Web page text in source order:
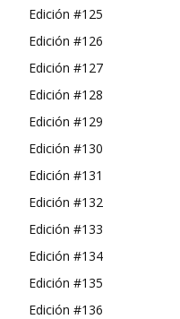
Edición #125
Edición #126
Edición #127
Edición #128
Edición #129
Edición #130
Edición #131
Edición #132
Edición #133
Edición #134
Edición #135
Edición #136